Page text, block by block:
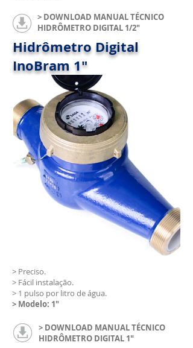
> DOWNLOAD MANUAL TÉCNICO
HIDRÔMETRO DIGITAL 1/2"
Hidrômetro Digital
InoBram 1"
> Preciso.
> Fácil instalação.
> 1 pulso por litro de água.
> Modelo: 1"
> DOWNLOAD MANUAL TÉCNICO
HIDRÔMETRO DIGITAL 1"